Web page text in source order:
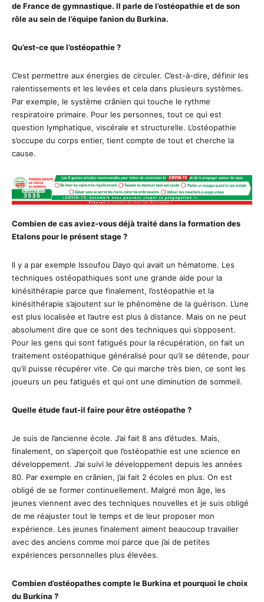
de France de gymnastique. Il parle de l’ostéopathie et de son
rôle au sein de l’équipe fanion du Burkina.
Qu’est-ce que l’ostéopathie ?
C’est permettre aux énergies de circuler. C’est-à-dire, définir les
ralentissements et les levées et cela dans plusieurs systèmes.
Par exemple, le système crânien qui touche le rythme
respiratoire primaire. Pour les personnes, tout ce qui est
question lymphatique, viscérale et structurelle. L’ostéopathie
s’occupe du corps entier, tient compte de tout et cherche la
cause.
Combien de cas aviez-vous déjà traité dans la formation des
Etalons pour le présent stage ?
Il y a par exemple Issoufou Dayo qui avait un hématome. Les
techniques ostéopathiques sont une grande aide pour la
kinésithérapie parce que finalement, l’ostéopathie et la
kinésithérapie s’ajoutent sur le phénomène de la guérison. L’une
est plus localisée et l’autre est plus à distance. Mais on ne peut
absolument dire que ce sont des techniques qui s’opposent.
Pour les gens qui sont fatigués pour la récupération, on fait un
traitement ostéopathique généralisé pour qu’il se détende, pour
qu’il puisse récupérer vite. Ce qui marche très bien, ce sont les
joueurs un peu fatigués et qui ont une diminution de sommeil.
Quelle étude faut-il faire pour être ostéopathe ?
Je suis de l’ancienne école. J’ai fait 8 ans d’études. Mais,
finalement, on s’aperçoit que l’ostéopathie est une science en
développement. J’ai suivi le développement depuis les années
80. Par exemple en crânien, j’ai fait 2 écoles en plus. On est
obligé de se former continuellement. Malgré mon âge, les
jeunes viennent avec des techniques nouvelles et je suis obligé
de me réajuster tout le temps et de leur proposer mon
expérience. Les jeunes finalement aiment beaucoup travailler
avec des anciens comme moi parce que j’ai de petites
expériences personnelles plus élevées.
Combien d’ostéopathes compte le Burkina et pourquoi le choix
du Burkina ?